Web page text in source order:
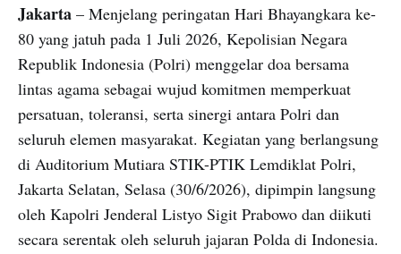
Jakarta – Menjelang peringatan Hari Bhayangkara ke-
80 yang jatuh pada 1 Juli 2026, Kepolisian Negara
Republik Indonesia (Polri) menggelar doa bersama
lintas agama sebagai wujud komitmen memperkuat
persatuan, toleransi, serta sinergi antara Polri dan
seluruh elemen masyarakat. Kegiatan yang berlangsung
di Auditorium Mutiara STIK-PTIK Lemdiklat Polri,
Jakarta Selatan, Selasa (30/6/2026), dipimpin langsung
oleh Kapolri Jenderal Listyo Sigit Prabowo dan diikuti
secara serentak oleh seluruh jajaran Polda di Indonesia.